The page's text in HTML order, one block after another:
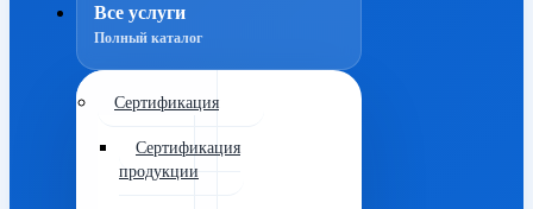
Все услуги
Полный каталог
Сертификация
Сертификация
продукции